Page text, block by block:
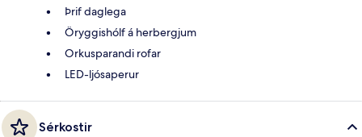
Þrif daglega
Öryggishólf á herbergjum
Orkusparandi rofar
LED-ljósaperur
Sérkostir